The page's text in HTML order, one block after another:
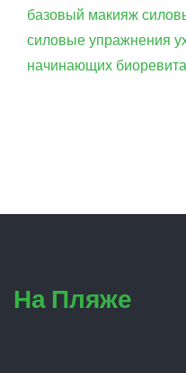
базовый макияж
силовые упражнения
начинающих
На Пляже